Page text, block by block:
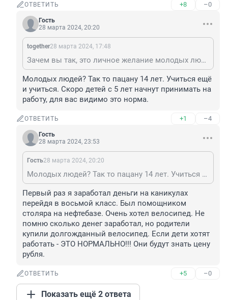
ОТВЕТИТЬ +8 –0
Гость
28 марта 2024, 20:20
together28 марта 2024, 17:48
Зачем вы так, это личное желание молодых людей получать отдельный дополнительный заработок, не просить у родителей денег. Нормальное трудовое воспитание в семье. Ребята знают цену заработанного рубля. А то надоели эти инфантильные недоросли 30-40 летние, одни сплошные блогеры.
Молодых людей? Так то пацану 14 лет. Учиться ещё
и учиться. Скоро детей с 5 лет начнут принимать на
работу, для вас видимо это норма.
ОТВЕТИТЬ +1 –4
Гость
28 марта 2024, 23:53
Гость28 марта 2024, 20:20
Молодых людей? Так то пацану 14 лет. Учиться ещё и учиться. Скоро детей с 5 лет начнут принимать на работу, для вас видимо это норма.
Первый раз я заработал деньги на каникулах
перейдя в восьмой класс. Был помощником
столяра на нефтебазе. Очень хотел велосипед. Не
помню сколько денег заработал, но родители
купили долгожданный велосипед. Если дети хотят
работать - ЭТО НОРМАЛЬНО!!! Они будут знать цену
рубля.
ОТВЕТИТЬ +5 –0
Показать ещё 2 ответа